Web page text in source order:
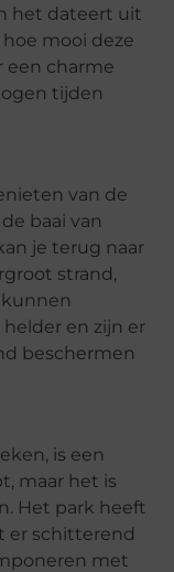
het dateert uit
hoe mooi deze
een charme
tijden
van de
baai van
je terug naar
strand,
en zijn er
beschermen
is een
maar het is
Het park heeft
er schitterend
met